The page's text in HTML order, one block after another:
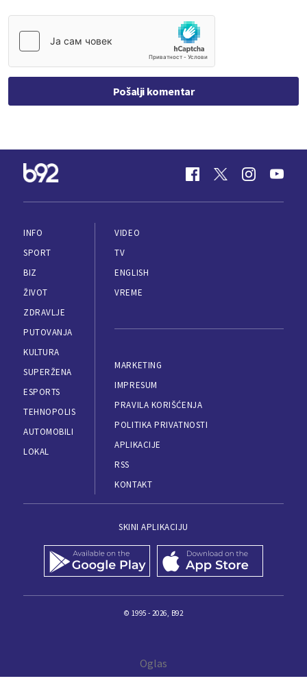
Pošalji komentar
INFO
SPORT
BIZ
ŽIVOT
ZDRAVLJE
PUTOVANJA
KULTURA
SUPERŽENA
ESPORTS
TEHNOPOLIS
AUTOMOBILI
LOKAL
VIDEO
TV
ENGLISH
VREME
MARKETING
IMPRESUM
PRAVILA KORIŠĆENJA
POLITIKA PRIVATNOSTI
APLIKACIJE
RSS
KONTAKT
SKINI APLIKACIJU
© 1995 - 2026, B92